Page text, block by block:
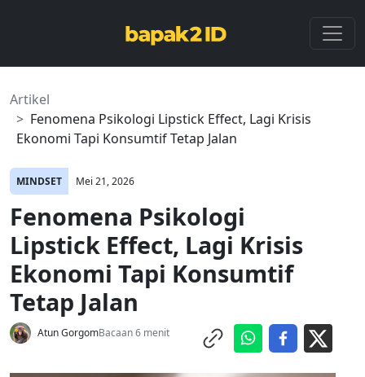
Artikel
Fenomena Psikologi Lipstick Effect, Lagi Krisis
Ekonomi Tapi Konsumtif Tetap Jalan
MINDSET Mei 21, 2026
Fenomena Psikologi
Lipstick Effect, Lagi Krisis
Ekonomi Tapi Konsumtif
Tetap Jalan
Atun GorgomBacaan 6 menit